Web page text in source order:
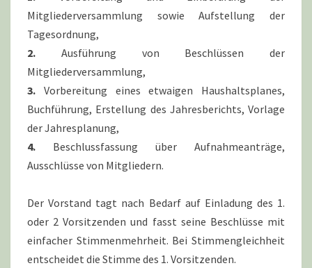
Mitgliederversammlung sowie Aufstellung der
Tagesordnung,
2. Ausführung von Beschlüssen der
Mitgliederversammlung,
3. Vorbereitung eines etwaigen Haushaltsplanes,
Buchführung, Erstellung des Jahresberichts, Vorlage
der Jahresplanung,
4. Beschlussfassung über Aufnahmeanträge,
Ausschlüsse von Mitgliedern.
Der Vorstand tagt nach Bedarf auf Einladung des 1.
oder 2 Vorsitzenden und fasst seine Beschlüsse mit
einfacher Stimmenmehrheit. Bei Stimmengleichheit
entscheidet die Stimme des 1. Vorsitzenden.